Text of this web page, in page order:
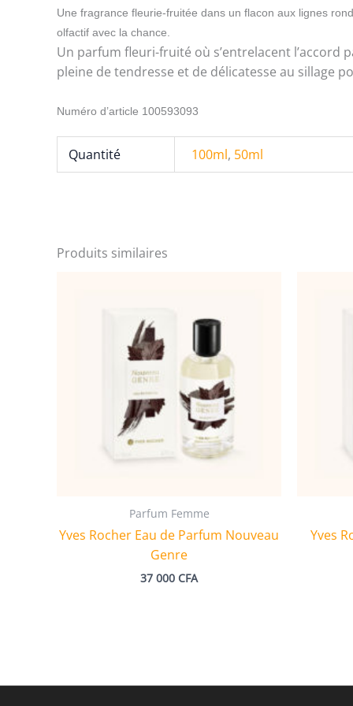
Une fragrance fleurie-fruitée dans un flacon aux lignes
olfactif avec la chance.
Un parfum fleuri-fruité où s’entrelacent l’accord
pleine de tendresse et de délicatesse au sillage
Numéro d’article 100593093
Quantité 100ml, 50ml
Produits similaires
Parfum Femme
Yves Rocher Eau de Parfum Nouveau
Genre
37 000 CFA
Yves